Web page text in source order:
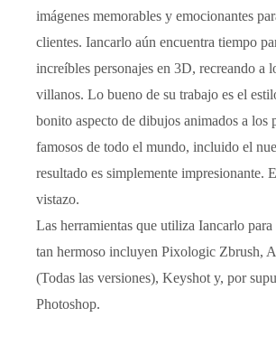
imágenes memorables y emocionantes
clientes. Iancarlo aún encuentra tiempo
increíbles personajes en 3D, recreando a
villanos. Lo bueno de su trabajo es el
bonito aspecto de dibujos animados a los
famosos de todo el mundo, incluido el
resultado es simplemente impresionante.
vistazo.
Las herramientas que utiliza Iancarlo
tan hermoso incluyen Pixologic Zbrush,
(Todas las versiones), Keyshot y, por
Photoshop.